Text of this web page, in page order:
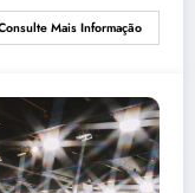
Mais Informação